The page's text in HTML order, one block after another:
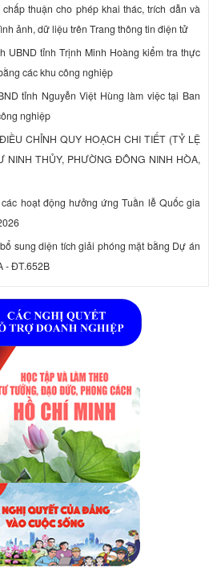
thuận cho phép khai thác, trích dẫn và
ảnh, dữ liệu trên Trang thông tin điện tử
UBND tỉnh Trịnh Minh Hoàng kiểm tra thực
các khu công nghiệp
tỉnh Nguyễn Việt Hùng làm việc tại Ban
nghiệp
CHỈNH QUY HOẠCH CHI TIẾT (TỶ LỆ
NINH THỦY, PHƯỜNG ĐÔNG NINH HÒA,
hoạt động hưởng ứng Tuần lễ Quốc gia
sung diện tích giải phóng mặt bằng Dự án
- ĐT.652B